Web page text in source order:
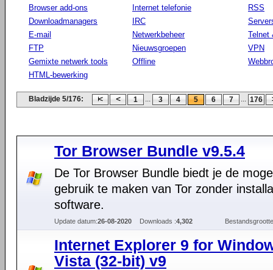
Browser add-ons
Downloadmanagers
E-mail
FTP
Gemixte netwerk tools
HTML-bewerking
Internet telefonie
IRC
Netwerkbeheer
Nieuwsgroepen
Offline
RSS
Telnet
VPN
Bladzijde 5/176: 1 ... 3 4 5 6 7 ... 176
Tor Browser Bundle v9.5.4
De Tor Browser Bundle biedt je de
gebruik te maken van Tor zonder
software.
Update datum:26-08-2020 Downloads :4,302
Internet Explorer 9 for
Vista (32-bit) v9